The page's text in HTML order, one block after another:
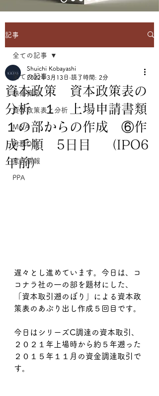
記事
全ての記事
株価算定
資本政策表と分析
M&A
財務DD
業界情報
PPA
全ての記事
資本政策 資本政策表の
分析 １ 上場申請書類
１の部からの作成 ⑥作
成手順 5日目 （IPO6
年前）
Shuichi Kobayashi
2022年3月13日 読了時間: 2分
遅々とし進めています。今日は、コ
コナラ社の一の部を題材にした、
「資本取引遡のぼり」による資本政
策表のあぶり出し作成５回目です。
今日はシリーズC調達の資本取引、
２０２１年上場時から約５年遡った
２０１５年１１月の資金調達取引で
す。